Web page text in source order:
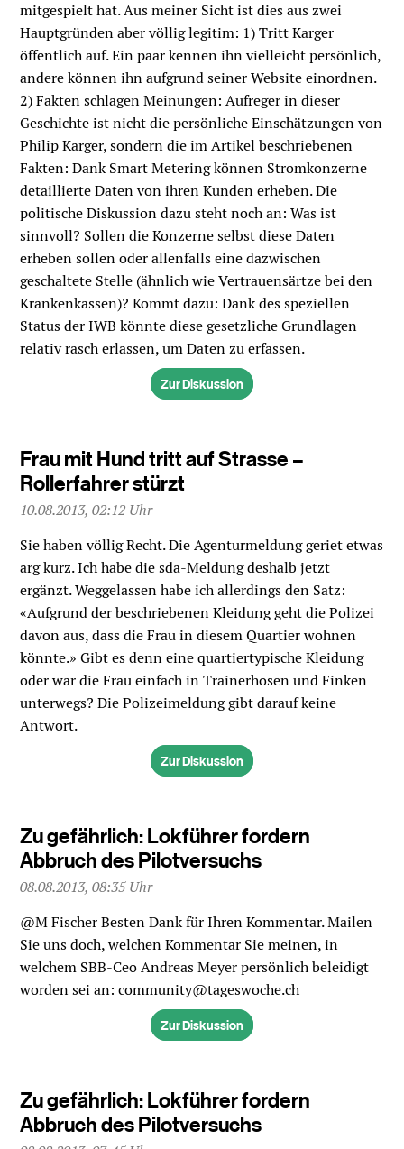
mitgespielt hat. Aus meiner Sicht ist dies aus zwei
Hauptgründen aber völlig legitim: 1) Tritt Karger
öffentlich auf. Ein paar kennen ihn vielleicht persönlich,
andere können ihn aufgrund seiner Website einordnen.
2) Fakten schlagen Meinungen: Aufreger in dieser
Geschichte ist nicht die persönliche Einschätzungen von
Philip Karger, sondern die im Artikel beschriebenen
Fakten: Dank Smart Metering können Stromkonzerne
detaillierte Daten von ihren Kunden erheben. Die
politische Diskussion dazu steht noch an: Was ist
sinnvoll? Sollen die Konzerne selbst diese Daten
erheben sollen oder allenfalls eine dazwischen
geschaltete Stelle (ähnlich wie Vertrauensärtze bei den
Krankenkassen)? Kommt dazu: Dank des speziellen
Status der IWB könnte diese gesetzliche Grundlagen
relativ rasch erlassen, um Daten zu erfassen.
Zur Diskussion
Frau mit Hund tritt auf Strasse –
Rollerfahrer stürzt
10.08.2013, 02:12 Uhr
Sie haben völlig Recht. Die Agenturmeldung geriet etwas
arg kurz. Ich habe die sda-Meldung deshalb jetzt
ergänzt. Weggelassen habe ich allerdings den Satz:
«Aufgrund der beschriebenen Kleidung geht die Polizei
davon aus, dass die Frau in diesem Quartier wohnen
könnte.» Gibt es denn eine quartiertypische Kleidung
oder war die Frau einfach in Trainerhosen und Finken
unterwegs? Die Polizeimeldung gibt darauf keine
Antwort.
Zur Diskussion
Zu gefährlich: Lokführer fordern
Abbruch des Pilotversuchs
08.08.2013, 08:35 Uhr
@M Fischer Besten Dank für Ihren Kommentar. Mailen
Sie uns doch, welchen Kommentar Sie meinen, in
welchem SBB-Ceo Andreas Meyer persönlich beleidigt
worden sei an: community@tageswoche.ch
Zur Diskussion
Zu gefährlich: Lokführer fordern
Abbruch des Pilotversuchs